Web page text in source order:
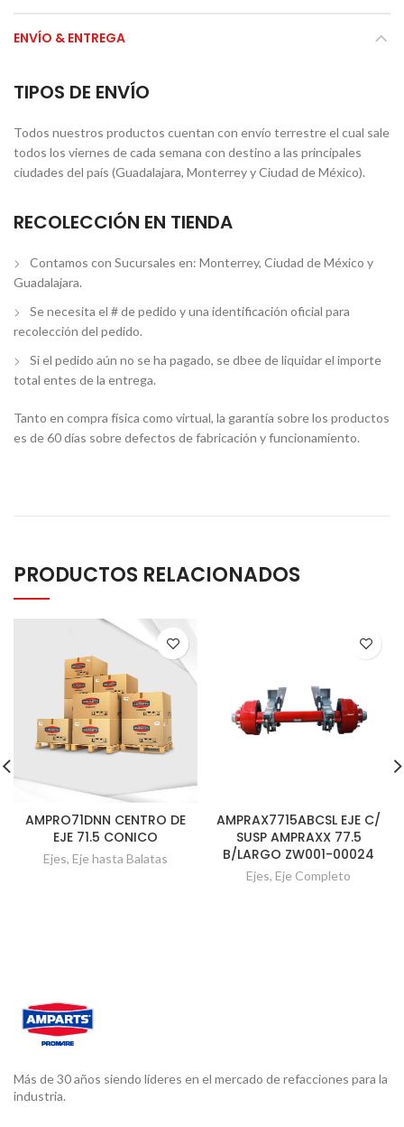
ENVÍO & ENTREGA
TIPOS DE ENVÍO
Todos nuestros productos cuentan con envío terrestre el cual sale
todos los viernes de cada semana con destino a las principales
ciudades del país (Guadalajara, Monterrey y Ciudad de México).
RECOLECCIÓN EN TIENDA
Contamos con Sucursales en: Monterrey, Ciudad de México y
Guadalajara.
Se necesita el # de pedido y una identificación oficial para
recolección del pedido.
Si el pedido aún no se ha pagado, se dbee de liquidar el importe
total entes de la entrega.
Tanto en compra física como virtual, la garantía sobre los productos
es de 60 días sobre defectos de fabricación y funcionamiento.
PRODUCTOS RELACIONADOS
AMPRO71DNN CENTRO DE
EJE 71.5 CONICO
Ejes, Eje hasta Balatas
AMPRAX7715ABCSL EJE C/
SUSP AMPRAXX 77.5
B/LARGO ZW001-00024
Ejes, Eje Completo
Más de 30 años siendo líderes en el mercado de refacciones para la
industria.